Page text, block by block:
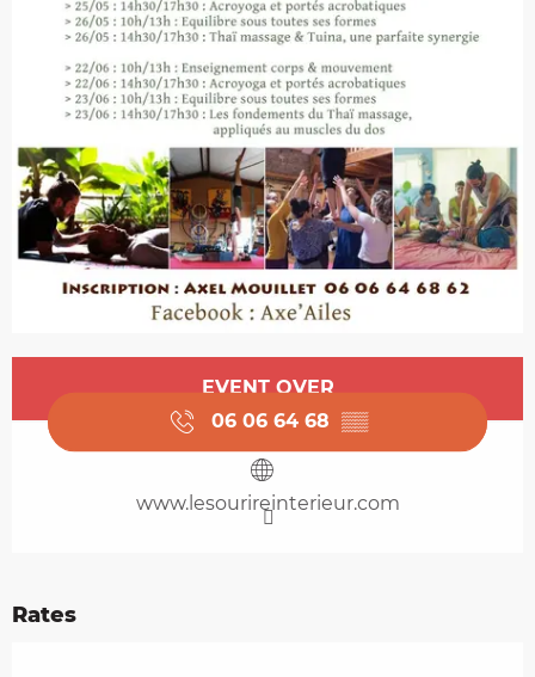
Opening hours & contact details
EVENT OVER
06 06 64 68 ▒▒
www.lesourireinterieur.com
Rates